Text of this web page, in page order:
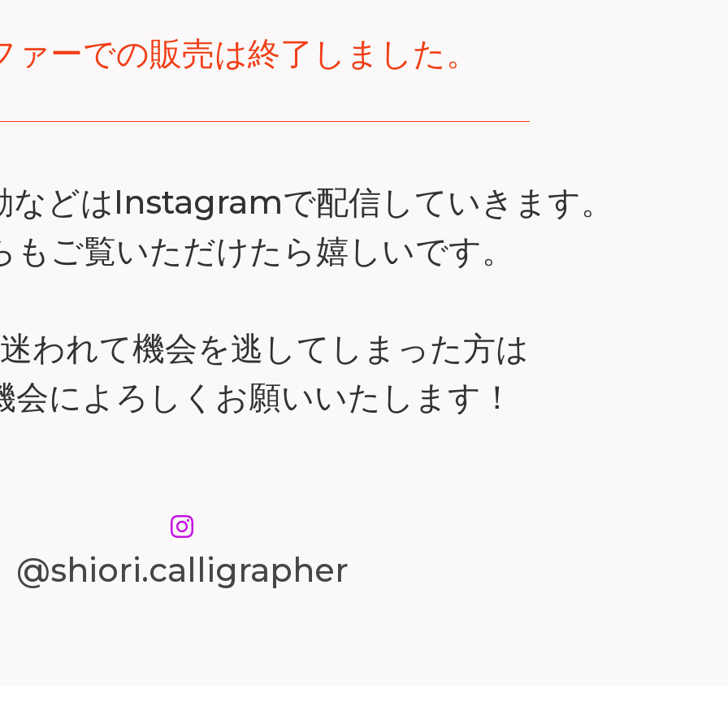
ァーでの販売は終了しました。
などはInstagramで配信していきます。
ご覧いただけたら嬉しいです。
われて機会を逃してしまった方は
会によろしくお願いいたします！
@shiori.calligrapher